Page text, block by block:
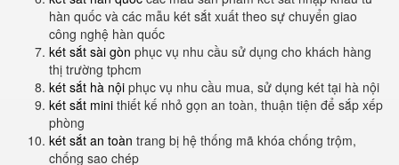
hàn quốc và các mẫu két sắt xuất theo sự chuyển giao
công nghệ hàn quốc
két sắt sài gòn phục vụ nhu cầu sử dụng cho khách hàng
thị trường tphcm
két sắt hà nội phục vụ nhu cầu mua, sử dụng két tại hà nội
két sắt mini thiết kế nhỏ gọn an toàn, thuận tiện để sắp xếp
phòng
két sắt an toàn trang bị hệ thống mã khóa chống trộm,
chống sao chép